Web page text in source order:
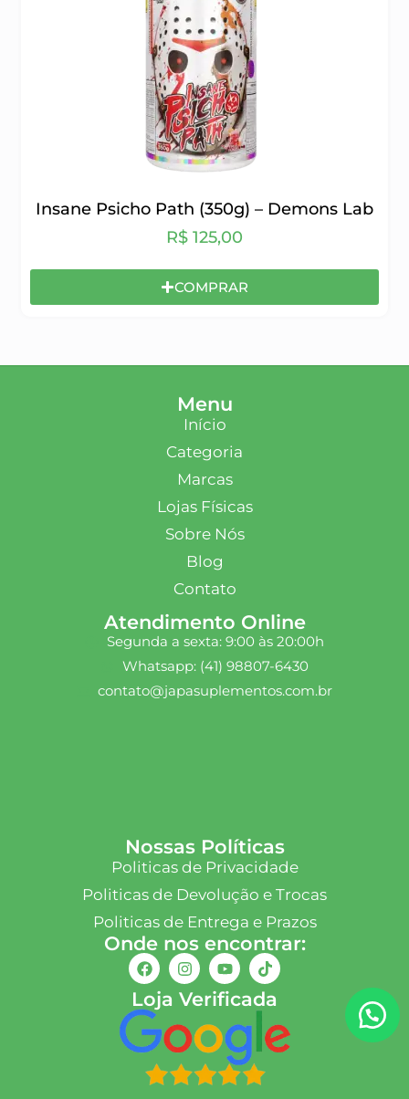
Insane Psicho Path (350g) – Demons Lab
R$ 125,00
COMPRAR
Menu
Início
Categoria
Marcas
Lojas Físicas
Sobre Nós
Blog
Contato
Atendimento Online
Segunda a sexta: 9:00 às 20:00h
Whatsapp: (41) 98807-6430
contato@japasuplementos.com.br
Nossas Políticas
Politicas de Privacidade
Politicas de Devolução e Trocas
Politicas de Entrega e Prazos
Onde nos encontrar:
Loja Verificada